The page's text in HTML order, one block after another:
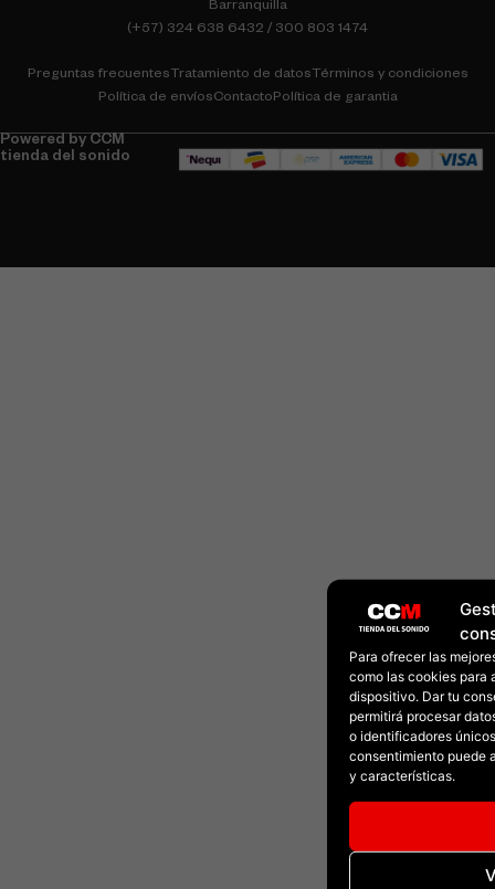
Para ofrecer las
como las cookies para
dispositivo. Dar tu
permitirá procesar
o identificadores
consentimiento puede
y características.
Barranquilla
(+57) 324 638 6432 / 300 803 1474
Preguntas frecuentes Tratamiento de datos Términos y condiciones
Política de envíosContactoPolítica de garantia
Powered by CCM
tienda del sonido